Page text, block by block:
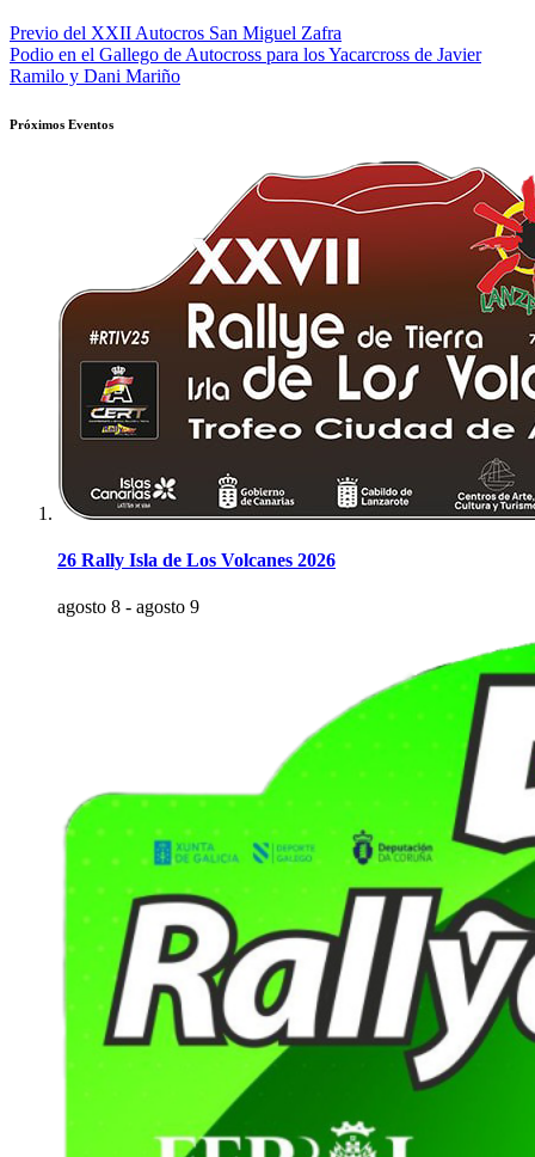
Navegación
de
Previo del XXII Autocros San Miguel Zafra
Podio en el Gallego de Autocross para los Yacarcross de Javier
Ramilo y Dani Mariño
Próximos Eventos
26 Rally Isla de Los Volcanes 2026
agosto 8 - agosto 9